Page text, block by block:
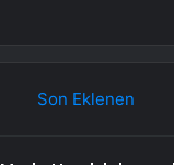
Son Eklenen